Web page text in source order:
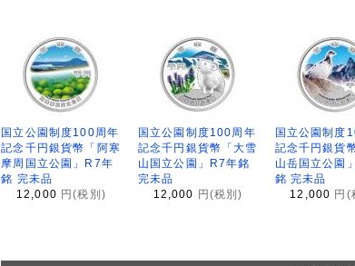
国立公園制度100周年
記念千円銀貨幣「阿寒
摩周国立公園」R7年
銘 完未品
12,000 円(税別)
国立公園制度100周年
記念千円銀貨幣「大雪
山国立公園」R7年銘
完未品
12,000
円(税別)
国立公園制度
記念千円銀貨
山岳国立公園
銘 完未品
12,000 円(